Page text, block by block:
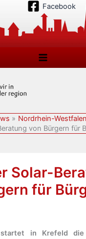
Facebook
Nordrhein-Westfalen
von Bürgern für
Solar-
für
in Krefeld die